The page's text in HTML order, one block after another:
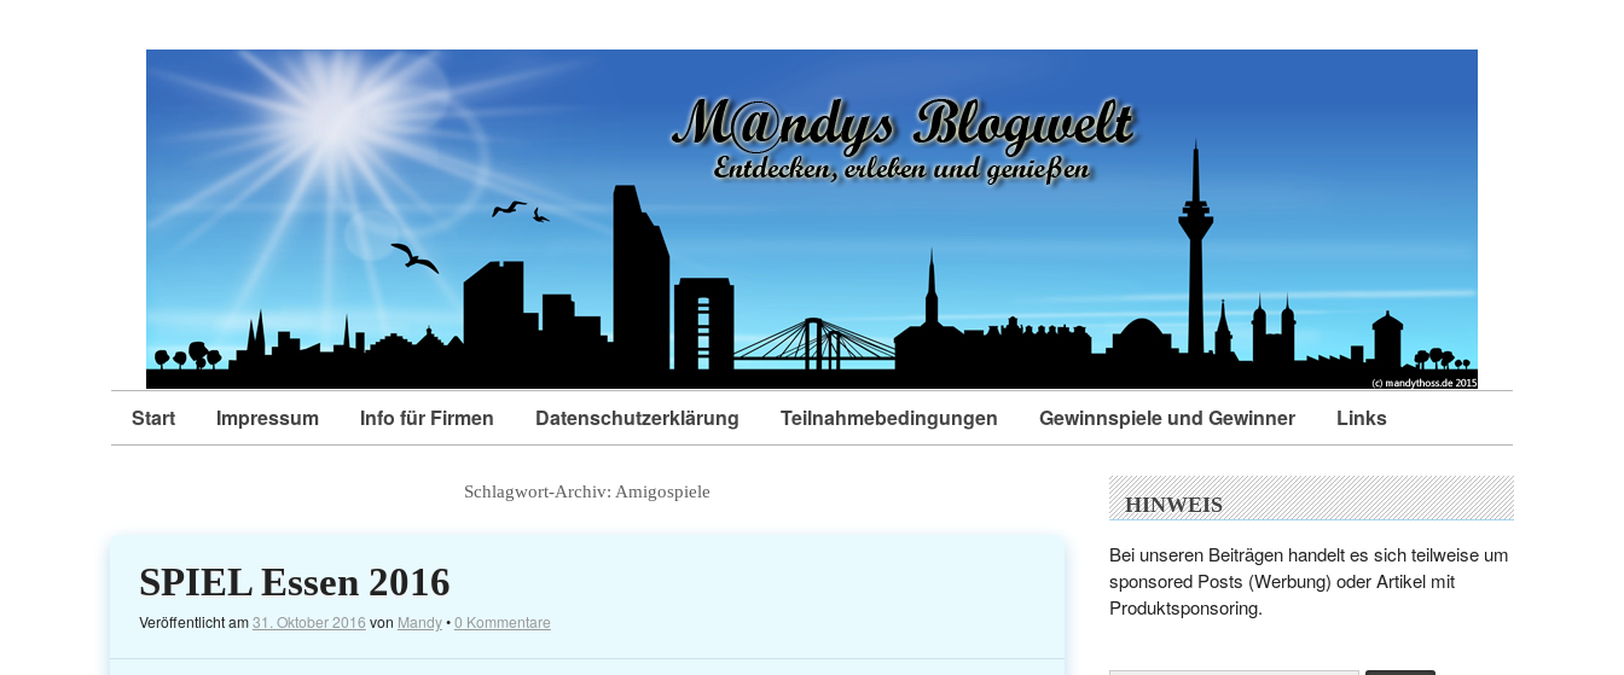
Start Impressum Info für Firmen Datenschutzerklärung Teilnahmebedingungen Gewinnspiele und Gewinner Links
Schlagwort-Archiv: Amigospiele
SPIEL Essen 2016
Veröffentlicht am31. Oktober 2016 von Mandy•0 Kommentare
HINWEIS
Bei unseren Beiträgen handelt es sich teilweise um
sponsored Posts (Werbung) oder Artikel mit
Produktsponsoring.